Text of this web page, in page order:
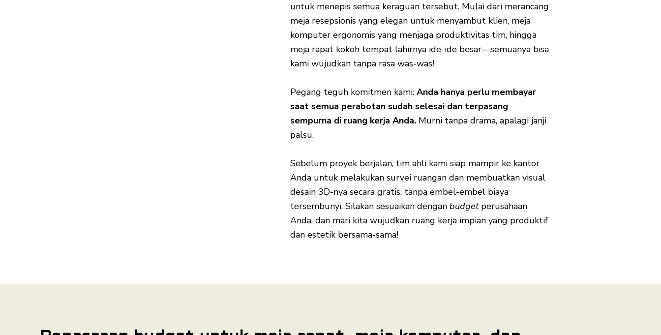
untuk menepis semua keraguan tersebut. Mulai dari merancang
meja resepsionis yang elegan untuk menyambut klien, meja
komputer ergonomis yang menjaga produktivitas tim, hingga
meja rapat kokoh tempat lahirnya ide-ide besar—semuanya bisa
kami wujudkan tanpa rasa was-was!
Pegang teguh komitmen kami: Anda hanya perlu membayar
saat semua perabotan sudah selesai dan terpasang
sempurna di ruang kerja Anda. Murni tanpa drama, apalagi janji
palsu.
Sebelum proyek berjalan, tim ahli kami siap mampir ke kantor
Anda untuk melakukan survei ruangan dan membuatkan visual
desain 3D-nya secara gratis, tanpa embel-embel biaya
tersembunyi. Silakan sesuaikan dengan budgetperusahaan
Anda, dan mari kita wujudkan ruang kerja impian yang produktif
dan estetik bersama-sama!